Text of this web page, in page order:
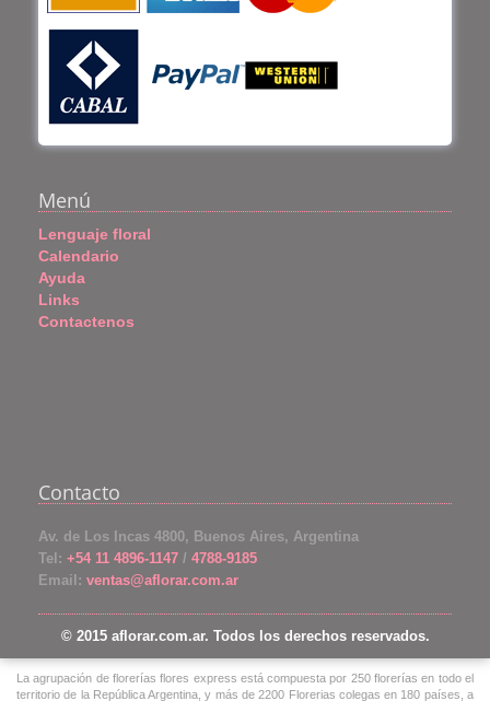
Menú
Lenguaje floral
Calendario
Ayuda
Links
Contactenos
Contacto
Av. de Los Incas 4800, Buenos Aires, Argentina
Tel: +54 11 4896-1147 / 4788-9185
Email: ventas@aflorar.com.ar
© 2015 aflorar.com.ar. Todos los derechos reservados.
La agrupación de florerías flores express está compuesta por 250 florerías en todo el
territorio de la República Argentina, y más de 2200 Florerias colegas en 180 países, a